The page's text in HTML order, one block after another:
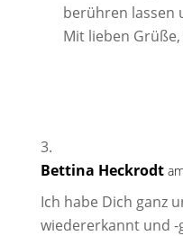
berühren lassen
Mit lieben Grüße,
Bettina Heckrodt
Ich habe Dich ganz
wiedererkannt und -